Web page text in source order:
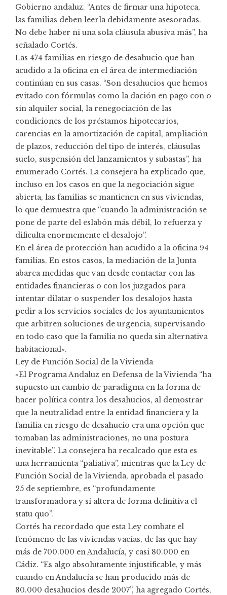
Gobierno andaluz. “Antes de firmar una hipoteca,
las familias deben leerla debidamente asesoradas.
No debe haber ni una sola cláusula abusiva más”, ha
señalado Cortés.
Las 474 familias en riesgo de desahucio que han
acudido a la oficina en el área de intermediación
continúan en sus casas. “Son desahucios que hemos
evitado con fórmulas como la dación en pago con o
sin alquiler social, la renegociación de las
condiciones de los préstamos hipotecarios,
carencias en la amortización de capital, ampliación
de plazos, reducción del tipo de interés, cláusulas
suelo, suspensión del lanzamientos y subastas”, ha
enumerado Cortés. La consejera ha explicado que,
incluso en los casos en que la negociación sigue
abierta, las familias se mantienen en sus viviendas,
lo que demuestra que “cuando la administración se
pone de parte del eslabón más débil, lo refuerza y
dificulta enormemente el desalojo”.
En el área de protección han acudido a la oficina 94
familias. En estos casos, la mediación de la Junta
abarca medidas que van desde contactar con las
entidades financieras o con los juzgados para
intentar dilatar o suspender los desalojos hasta
pedir a los servicios sociales de los ayuntamientos
que arbitren soluciones de urgencia, supervisando
en todo caso que la familia no queda sin alternativa
habitacional».
Ley de Función Social de la Vivienda
«El Programa Andaluz en Defensa de la Vivienda “ha
supuesto un cambio de paradigma en la forma de
hacer política contra los desahucios, al demostrar
que la neutralidad entre la entidad financiera y la
familia en riesgo de desahucio era una opción que
tomaban las administraciones, no una postura
inevitable”. La consejera ha recalcado que esta es
una herramienta “paliativa”, mientras que la Ley de
Función Social de la Vivienda, aprobada el pasado
25 de septiembre, es “profundamente
transformadora y sí altera de forma definitiva el
statu quo”.
Cortés ha recordado que esta Ley combate el
fenómeno de las viviendas vacías, de las que hay
más de 700.000 en Andalucía, y casi 80.000 en
Cádiz. “Es algo absolutamente injustificable, y más
cuando en Andalucía se han producido más de
80.000 desahucios desde 2007”, ha agregado Cortés,